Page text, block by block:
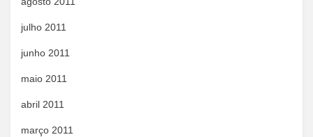
julho 2011
junho 2011
maio 2011
abril 2011
março 2011